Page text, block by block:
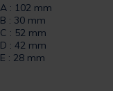
A : 102 mm
B : 30 mm
C : 52 mm
D : 42 mm
E : 28 mm